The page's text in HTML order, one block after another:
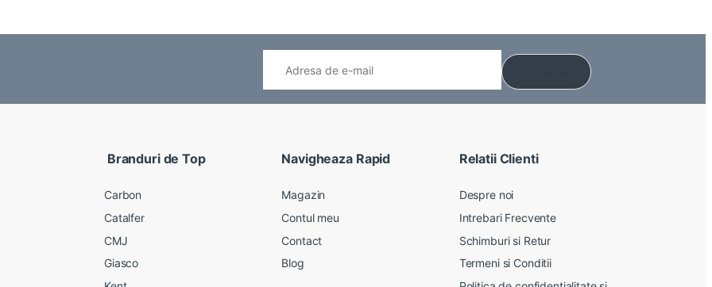
Branduri de Top
Carbon
Catalfer
CMJ
Giasco
Navigheaza Rapid
Magazin
Contul meu
Contact
Blog
Relatii Clienti
Despre noi
Intrebari Frecvente
Schimburi si Retur
Termeni si Conditii